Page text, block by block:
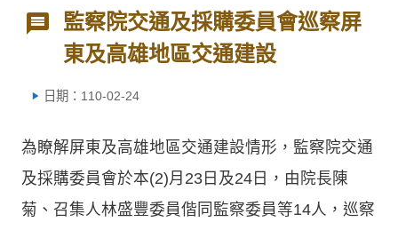
監察院交通及採購委員會巡察屏
東及高雄地區交通建設
日期：110-02-24
為瞭解屏東及高雄地區交通建設情形，監察院交通
及採購委員會於本(2)月23日及24日，由院長陳
菊、召集人林盛豐委員偕同監察委員等14人，巡察